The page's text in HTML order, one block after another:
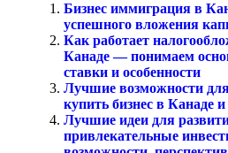
Бизнес иммиграция в
успешного вложения
Как работает
Канаде — понимаем
ставки и особенности
Лучшие возможности
купить бизнес в Канаде
Лучшие идеи для
привлекательные